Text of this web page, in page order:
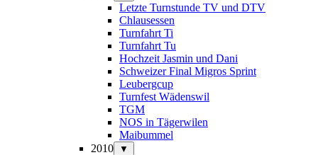
Letzte Turnstunde TV und DTV
Chlausessen
Turnfahrt Ti
Turnfahrt Tu
Hochzeit Jasmin und Dani
Schweizer Final Migros Sprint
Leubergcup
Turnfest Wädenswil
TGM
NOS in Tägerwilen
Maibummel
2010
▼